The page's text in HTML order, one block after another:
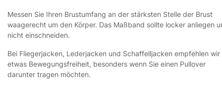
Messen Sie Ihren Brustumfang an der stärksten Stelle der Brust
waagerecht um den Körper. Das Maßband sollte locker anliegen
nicht einschneiden.
Bei Fliegerjacken, Lederjacken und Schaffelljacken empfehlen wir
etwas Bewegungsfreiheit, besonders wenn Sie einen Pullover
darunter tragen möchten.